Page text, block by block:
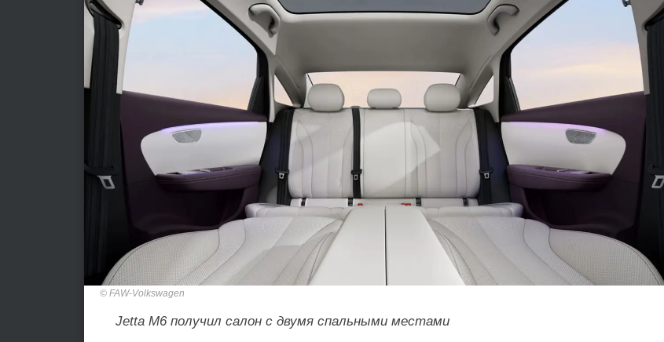
FAW-Volkswagen
Jetta M6 получил салон с двумя спальными местами